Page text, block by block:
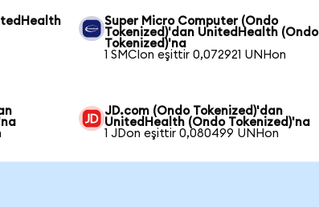
Super Micro Computer (Ondo
Tokenized)'dan UnitedHealth (Ondo
Tokenized)'na
1 SMCIon eşittir 0,072921 UNHon
JD.com (Ondo Tokenized)'dan
UnitedHealth (Ondo Tokenized)'na
1 JDon eşittir 0,080499 UNHon